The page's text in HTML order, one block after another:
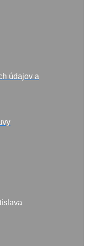
údajov a